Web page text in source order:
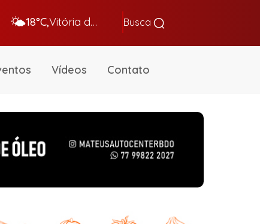
🌤️18°C, Vitória da Conq… Busca
Vídeos Contato